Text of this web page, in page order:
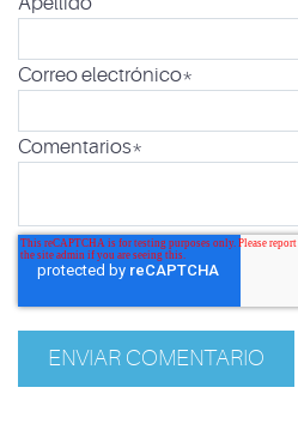
Correo electrónico*
Comentarios*